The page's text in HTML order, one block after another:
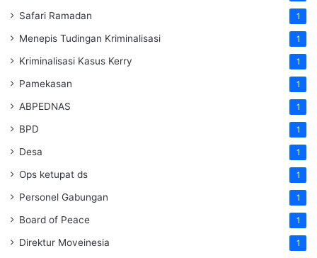
Safari Ramadan 1
Menepis Tudingan Kriminalisasi 1
Kriminalisasi Kasus Kerry 1
Pamekasan 1
ABPEDNAS 1
BPD 1
Desa 1
Ops ketupat ds 1
Personel Gabungan 1
Board of Peace 1
Direktur Moveinesia 1